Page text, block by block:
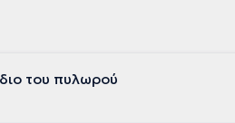
του πυλωρού